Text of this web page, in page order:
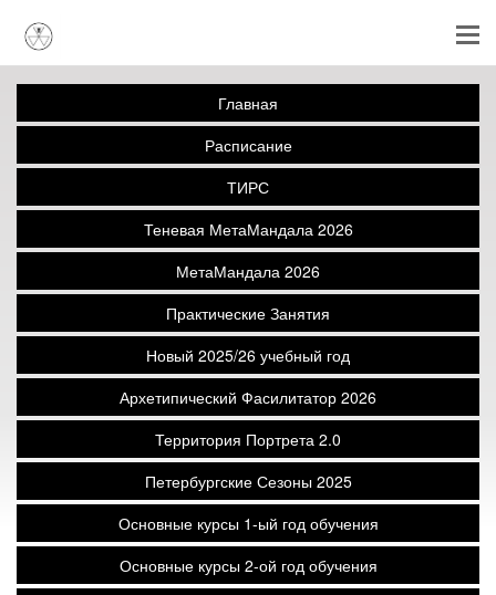
Главная
Расписание
ТИРС
Теневая МетаМандала 2026
МетаМандала 2026
Практические Занятия
Новый 2025/26 учебный год
Архетипический Фасилитатор 2026
Территория Портрета 2.0
Петербургские Сезоны 2025
Основные курсы 1-ый год обучения
Основные курсы 2-ой год обучения